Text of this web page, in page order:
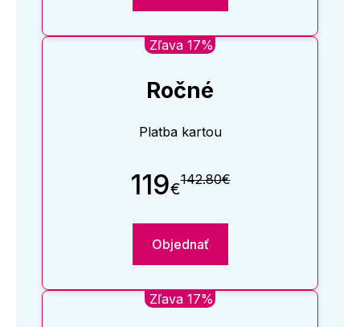
Zľava 17%
Ročné
Platba kartou
119€142.80€
Objednať
Zľava 17%